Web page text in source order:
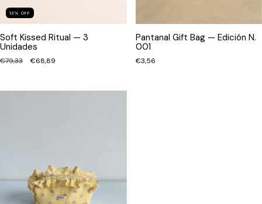
13 % OFF
Soft Kissed Ritual — 3
Unidades
€79,33 €68,89
Pantanal Gift Bag — Edición N.
001
€3,56